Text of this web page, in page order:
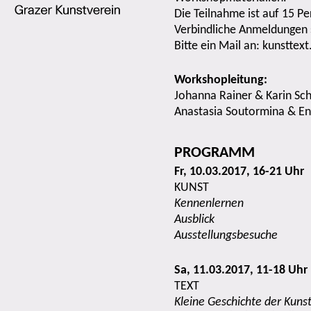
Die Teilnahme ist auf 15
Verbindliche
Bitte ein Mail an:
Workshopleitung:
Johanna Rainer & Karin
Anastasia Soutormina &
PROGRAMM
Fr, 10.03.2017, 16-21 Uhr
KUNST
Kennenlernen
Ausblick
Ausstellungsbesuche
Sa, 11.03.2017, 11-18 Uhr
TEXT
Kleine Geschichte der